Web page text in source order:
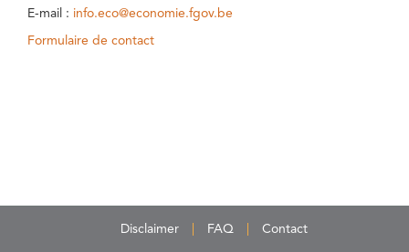
E-mail : info.eco@economie.fgov.be
Formulaire de contact
Disclaimer FAQ Contact